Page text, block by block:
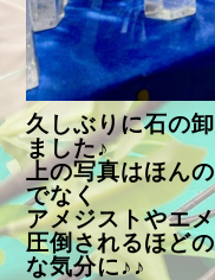
久しぶりに石の
ました♪
上の写真はほん
でなく
アメジストやエ
圧倒されるほど
な気分に♪♪